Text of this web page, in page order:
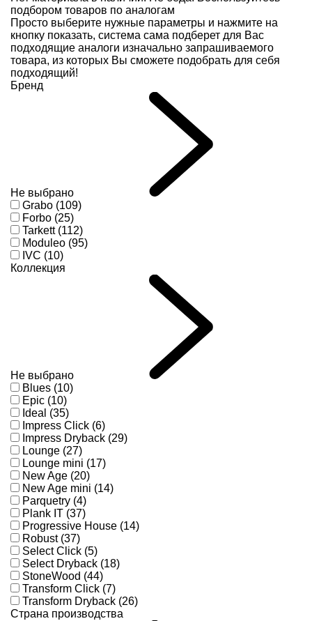
подбором товаров по аналогам
Просто выберите нужные параметры и нажмите на
кнопку показать, система сама подберет для Вас
подходящие аналоги изначально запрашиваемого
товара, из которых Вы сможете подобрать для себя
подходящий!
Бренд
Не выбрано
Grabo (109)
Forbo (25)
Tarkett (112)
Moduleo (95)
IVC (10)
Коллекция
Не выбрано
Blues (10)
Epic (10)
Ideal (35)
Impress Click (6)
Impress Dryback (29)
Lounge (27)
Lounge mini (17)
New Age (20)
New Age mini (14)
Parquetry (4)
Plank IT (37)
Progressive House (14)
Robust (37)
Select Click (5)
Select Dryback (18)
StoneWood (44)
Transform Click (7)
Transform Dryback (26)
Страна производства